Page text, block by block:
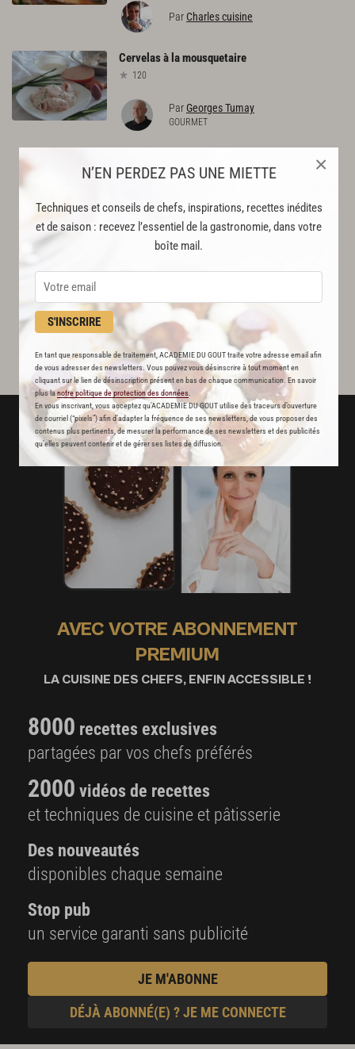
N’EN PERDEZ PAS UNE MIETTE
Techniques et conseils de chefs, inspirations, recettes inédites
et de saison : recevez l’essentiel de la gastronomie, dans votre
boîte mail.
S'INSCRIRE
En tant que responsable de traitement, ACADEMIE DU GOUT traite votre adresse email afin
de vous adresser des newsletters. Vous pouvez vous désinscrire à tout moment en
cliquant sur le lien de désinscription présent en bas de chaque communication. En savoir
plus lanotre politique de protection des données
En vous inscrivant, vous acceptez qu'ACADEMIE DU GOUT utilise des traceurs d’ouverture
de courriel (“pixels”) afin d’adapter la fréquence de ses newsletters, de vous proposer des
contenus plus pertinents, de mesurer la performance de ses newsletters et des publicités
qu’elles peuvent contenir et de gérer ses listes de diffusion.
×
Par Charles cuisine
Cervelasà lamousquetaire
120
ParGeorges Tumay
GOURMET
AVEC VOTRE ABONNEMENT
PREMIUM
LA CUISINE DES CHEFS, ENFIN ACCESSIBLE !
8000 recettes exclusives
partagées par vos chefs préférés
2000 vidéos de recettes
et techniques de cuisine et pâtisserie
Des nouveautés
disponibles chaque semaine
Stop pub
un service garanti sans publicité
JE M'ABONNE
DÉJÀ ABONNÉ(E) ? JE ME CONNECTE